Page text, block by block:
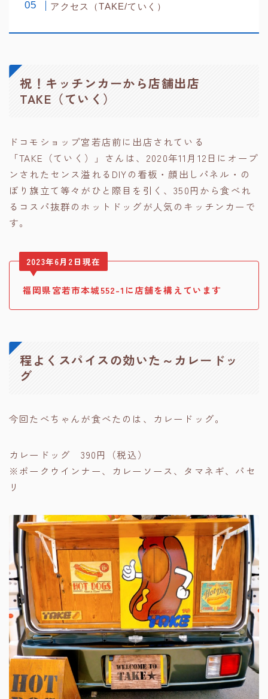
アクセス（TAKE/ていく）
祝！キッチンカーから店舗出店
TAKE（ていく）
ドコモショップ宮若店前に出店されている
「TAKE（ていく）」さんは、2020年11月12日にオープ
ンされたセンス溢れるDIYの看板・顔出しパネル・の
ぼり旗立て等々がひと際目を引く、350円から食べれ
るコスパ抜群のホットドッグが人気のキッチンカーで
す。
2023年6月2日現在
福岡県宮若市本城552-1に店舗を構えています
程よくスパイスの効いた～カレードッ
グ
今回たべちゃんが食べたのは、カレードッグ。
カレードッグ 390円（税込）
※ポークウインナー、カレーソース、タマネギ、パセ
リ